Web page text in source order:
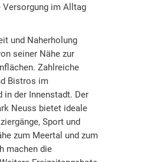
im Alltag
und Naherholung
seiner Nähe zur
Zahlreiche
Bistros im
in der Innenstadt. Der
Neuss bietet ideale
Sport und
zum Meertal und zum
machen die